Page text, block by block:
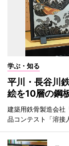
学ぶ・知る
平川・長谷川
絵を10層の鋼
建築用鉄骨製造会社
品コンテスト「溶接